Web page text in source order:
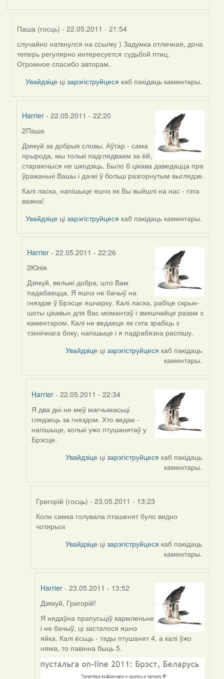
Паша (госць) - 22.05.2011 - 21:54
In
reply
to
(госць)
случайно наткнулся на ссылку ) Задумка отличная, доча
теперь регулярно интересуется судьбой птиц.
Огромное спасибо авторам.
Увайдзіце цізарэгіструйцеся каб пакідаць каментары.
Harrier - 22.05.2011 - 22:20
In
reply
to
by
Паша
2Паша
Дзякуй за добрыя словы. Аўтар - сама
прырода, мы толькі падглядваем за ёй,
стараючыся не шкодзіць. Было б цікава даведацца пра
ўражаньні Вашы і дачкі ў больш разгорнутым выглядзе.
Калі ласка, напішыце яшчэ як Вы выйшлі на нас - гэта
важна!
Увайдзіце цізарэгіструйцеся каб пакідаць каментары.
Harrier- 22.05.2011 - 22:26
In
reply
to
by
Harrier
2Юлія
Дзякуй, вельмі добра, што Вам
падабаецца. Я яшчэ не бачыў на
гняздзе ў Брэсце яшчарку. Калі ласка, рабіце скрын-
шоты цікавых для Вас момантаў і змяшчайце разам з
каментаром. Калі не ведаеце як гэта зрабіць з
тэхнічнага боку, напішыце і я падрабязна распішу.
Увайдзіце цізарэгіструйцеся каб пакідаць
каментары.
Harrier - 22.05.2011 - 22:34
In
reply
to
by
Я два дні не меў магчымасьці
глядзець за гняздом. Хто ведае -
напішыце, колькі ужо птушанятаў у
Брэсце.
Увайдзіце цізарэгіструйцеся каб пакідаць
каментары.
Григорій (госць) - 23.05.2011 - 13:23
In
reply
Коли самка голувала пташенят було видно
чотирьох
Увайдзіце цізарэгіструйцеся каб пакідаць
каментары.
Harrier - 23.05.2011 - 13:52
In
reply
to
by
Григорій
(госць)
Дзякуй, Григорій!
Я нядаўна прапусьціў кармленьне
і не бачыў, ці засталося яшчэ
яйка. Калі ёсьць - тады птушанят 4, а калі ўжо
няма, то павінна быць 5.